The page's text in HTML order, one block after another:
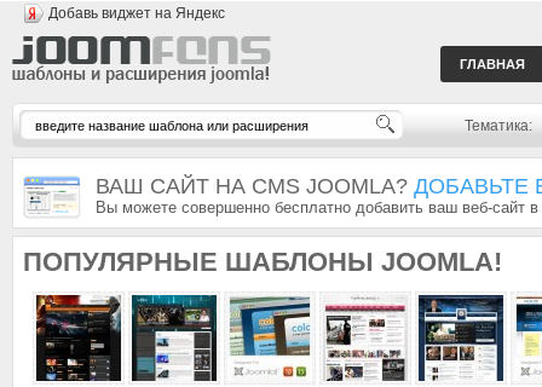
Добавь виджет на Яндекс
ГЛАВНАЯ
Тематика:
ВАШ САЙТ НА CMS JOOMLA? ДОБАВЬТЕ
Вы можете совершенно бесплатно добавить ваш веб-сайт
ПОПУЛЯРНЫЕ ШАБЛОНЫ JOOMLA!